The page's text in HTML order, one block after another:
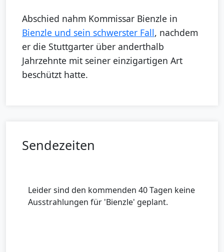
Abschied nahm Kommissar Bienzle in
Bienzle und sein schwerster Fall, nachdem
er die Stuttgarter über anderthalb
Jahrzehnte mit seiner einzigartigen Art
beschützt hatte.
Sendezeiten
Leider sind den kommenden 40 Tagen keine
Ausstrahlungen für 'Bienzle' geplant.